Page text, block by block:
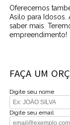
Oferecemos
Asilo para Idosos.
saber mais.
empreendimento!
FAÇA UM
Digite seu nome
Digite seu email